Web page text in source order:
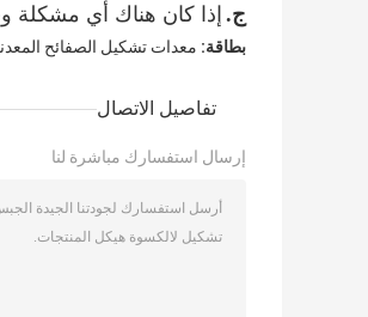
ج. إذا كان هناك أي مشكلة
بطاقة: معدات تشكيل الصفائح
تفاصيل الاتصال
إرسال استفسارك مباشرة لنا